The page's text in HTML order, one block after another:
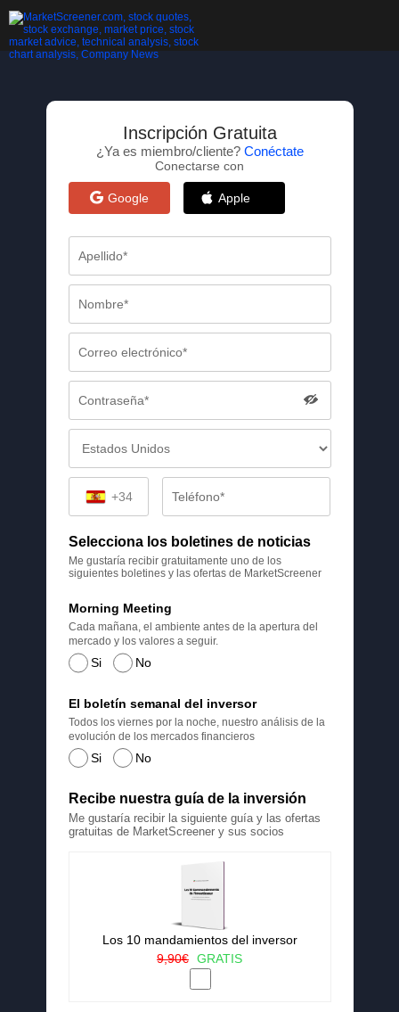
Inscripción Gratuita
¿Ya es miembro/cliente? Conéctate
Conectarse con
Google Apple
+34
Selecciona los boletines de noticias
Me gustaría recibir gratuitamente uno de los
siguientes boletines y las ofertas de MarketScreener
Si No
Morning Meeting
Cada mañana, el ambiente antes de la apertura del
mercado y los valores a seguir.
Si No
El boletín semanal del inversor
Todos los viernes por la noche, nuestro análisis de la
evolución de los mercados financieros
Recibe nuestra guía de la inversión
Me gustaría recibir la siguiente guía y las ofertas
gratuitas de MarketScreener y sus socios
Los 10 mandamientos del inversor
9,90€ GRATIS